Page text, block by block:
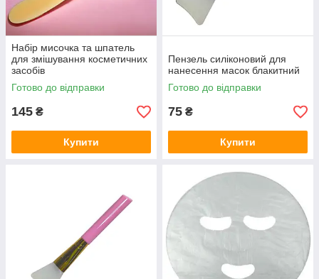
Набір мисочка та шпатель
для змішування косметичних
засобів
Готово до відправки
145 ₴
Купити
Пензель силіконовий для
нанесення масок блакитний
Готово до відправки
75 ₴
Купити